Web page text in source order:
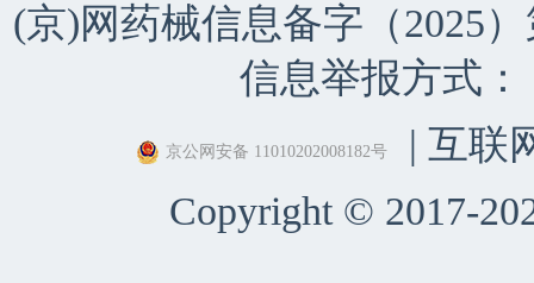
(京)网药械信息备字（2025
信息举报方式：
京公网安备 11010202008182号
| 互联
Copyright © 2017-